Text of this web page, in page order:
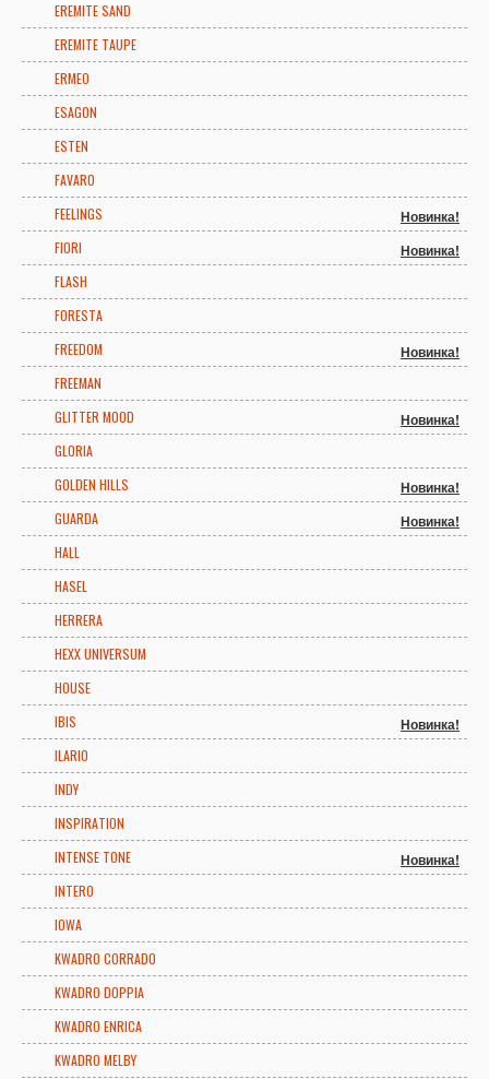
EREMITE SAND
EREMITE TAUPE
ERMEO
ESAGON
ESTEN
FAVARO
FEELINGS
Новинка!
FIORI Новинка!
FLASH
FORESTA
FREEDOM
Новинка!
FREEMAN
GLITTER MOOD
Новинка!
GLORIA
GOLDEN HILLS
Новинка!
GUARDA Новинка!
HALL
HASEL
HERRERA
HEXX UNIVERSUM
HOUSE
IBIS
Новинка!
ILARIO
INDY
INSPIRATION
INTENSE TONE
Новинка!
INTERO
IOWA
KWADRO CORRADO
KWADRO DOPPIA
KWADRO ENRICA
KWADRO MELBY